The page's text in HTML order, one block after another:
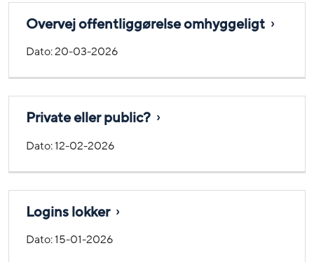
Overvej offentliggørelse omhyggeligt
Dato:20-03-2026
Private eller public?
Dato:12-02-2026
Logins lokker
Dato:15-01-2026